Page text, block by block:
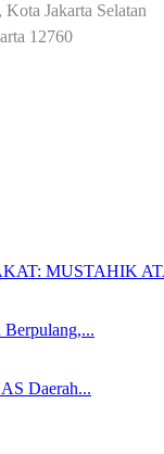
Jakarta Selatan
12760
MUSTAHIK
Berpulang,...
Daerah...